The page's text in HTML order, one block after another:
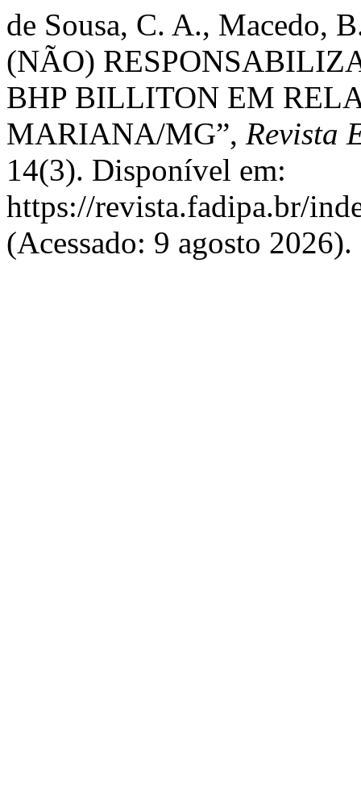
de Sousa, C. A., Macedo,
(NÃO)
BHP BILLITON EM
MARIANA/MG”, Revista
14(3). Disponível em:
https://revista.fadipa.br/
(Acessado: 9 agosto 2026).